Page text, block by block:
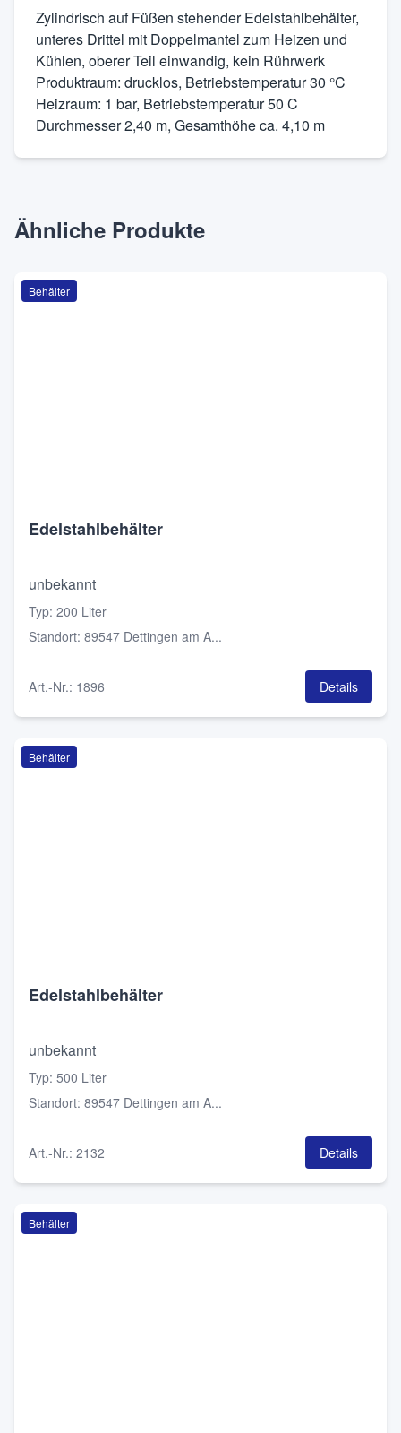
Zylindrisch auf Füßen stehender Edelstahlbehälter,
unteres Drittel mit Doppelmantel zum Heizen und
Kühlen, oberer Teil einwandig, kein Rührwerk
Produktraum: drucklos, Betriebstemperatur 30 °C
Heizraum: 1 bar, Betriebstemperatur 50 C
Durchmesser 2,40 m, Gesamthöhe ca. 4,10 m
Ähnliche Produkte
Behälter
Edelstahlbehälter
unbekannt
Typ: 200 Liter
Standort: 89547 Dettingen am A...
Art.-Nr.: 1896 Details
Behälter
Edelstahlbehälter
unbekannt
Typ: 500 Liter
Standort: 89547 Dettingen am A...
Art.-Nr.: 2132 Details
Behälter